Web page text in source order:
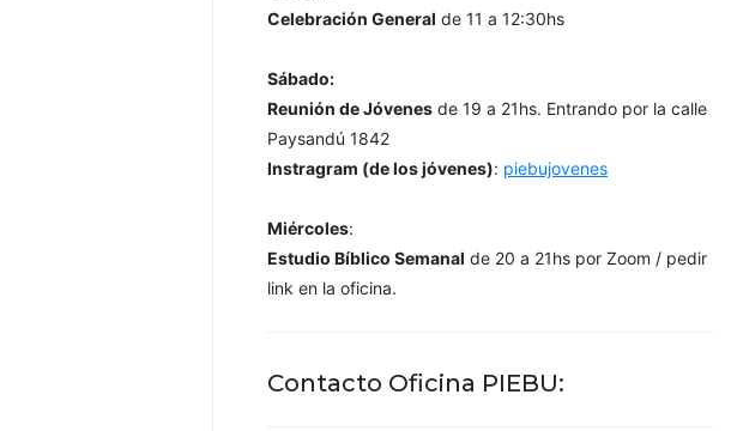
Celebración General de 11 a 12:30hs
Sábado:
Reunión de Jóvenes de 19 a 21hs. Entrando por la calle
Paysandú 1842
Instragram (de los jóvenes): piebujovenes
Miércoles:
Estudio Bíblico Semanal de 20 a 21hs por Zoom / pedir
link en la oficina.
Contacto Oficina PIEBU: